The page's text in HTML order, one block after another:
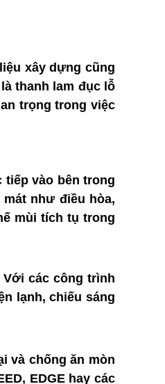
xây dựng cũng
thanh lam đục lỗ
trọng trong việc
tiếp vào bên trong
như điều hòa,
mùi tích tụ trong
các công trình
lạnh, chiếu sáng
và chống ăn mòn
EDGE hay các